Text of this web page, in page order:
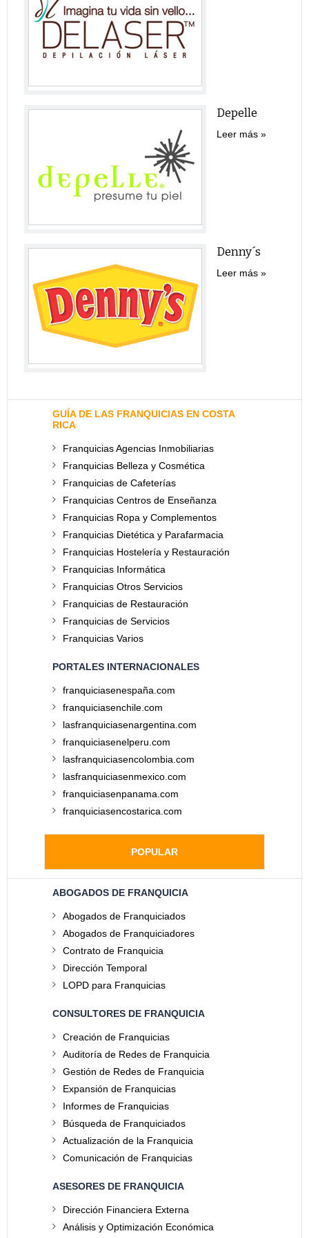
Depelle
Leer más
Denny´s
Leer más
GUÍA DE LAS FRANQUICIAS EN COSTA
RICA
Franquicias Agencias Inmobiliarias
Franquicias Belleza y Cosmética
Franquicias de Cafeterías
Franquicias Centros de Enseñanza
Franquicias Ropa y Complementos
Franquicias Dietética y Parafarmacia
Franquicias Hostelería y Restauración
Franquicias Informática
Franquicias Otros Servicios
Franquicias de Restauración
Franquicias de Servicios
Franquicias Varios
PORTALES INTERNACIONALES
franquiciasenespaña.com
franquiciasenchile.com
lasfranquiciasenargentina.com
franquiciasenelperu.com
lasfranquiciasencolombia.com
lasfranquiciasenmexico.com
franquiciasenpanama.com
franquiciasencostarica.com
POPULAR
ABOGADOS DE FRANQUICIA
Abogados de Franquiciados
Abogados de Franquiciadores
Contrato de Franquicia
Dirección Temporal
LOPD para Franquicias
CONSULTORES DE FRANQUICIA
Creación de Franquicias
Auditoría de Redes de Franquicia
Gestión de Redes de Franquicia
Expansión de Franquicias
Informes de Franquicias
Búsqueda de Franquiciados
Actualización de la Franquicia
Comunicación de Franquicias
ASESORES DE FRANQUICIA
Dirección Financiera Externa
Análisis y Optimización Económica